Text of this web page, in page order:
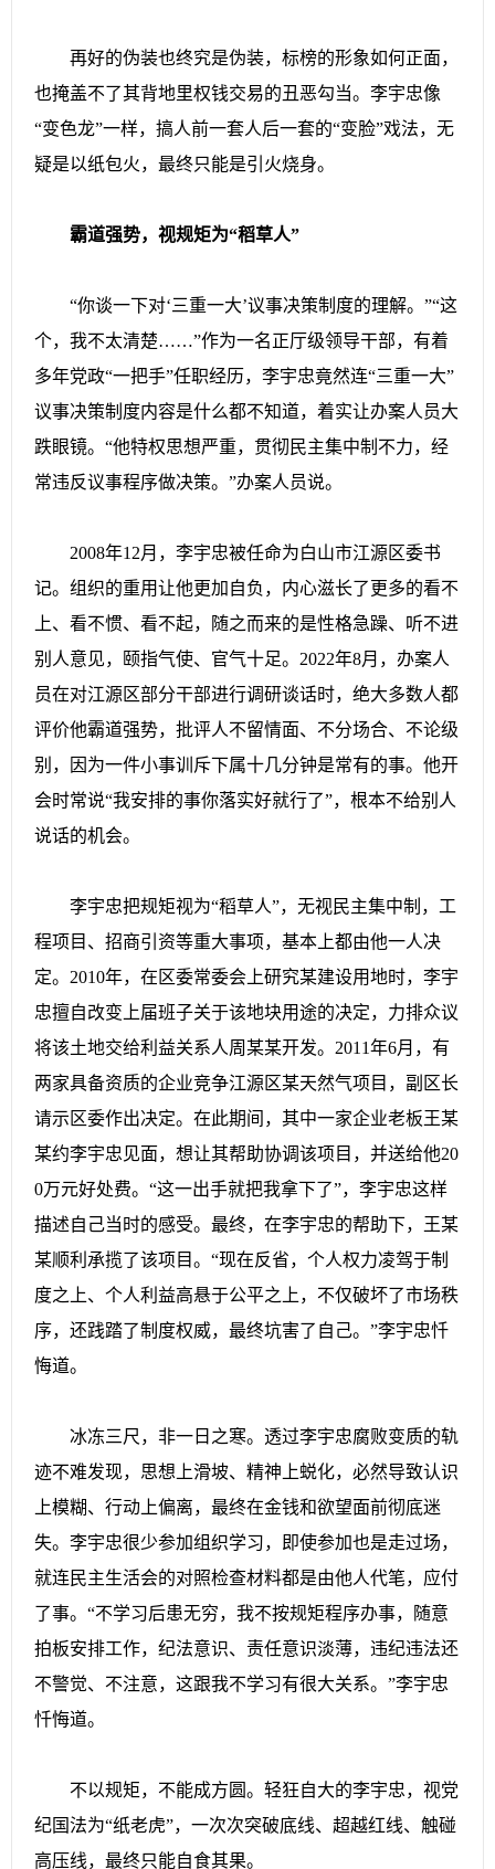
再好的伪装也终究是伪装，标榜的形象如何正面，
也掩盖不了其背地里权钱交易的丑恶勾当。李宇忠像
“变色龙”一样，搞人前一套人后一套的“变脸”戏法，无
疑是以纸包火，最终只能是引火烧身。
霸道强势，视规矩为“稻草人”
“你谈一下对‘三重一大’议事决策制度的理解。”“这
个，我不太清楚……”作为一名正厅级领导干部，有着
多年党政“一把手”任职经历，李宇忠竟然连“三重一大”
议事决策制度内容是什么都不知道，着实让办案人员大
跌眼镜。“他特权思想严重，贯彻民主集中制不力，经
常违反议事程序做决策。”办案人员说。
2008年12月，李宇忠被任命为白山市江源区委书
记。组织的重用让他更加自负，内心滋长了更多的看不
上、看不惯、看不起，随之而来的是性格急躁、听不进
别人意见，颐指气使、官气十足。2022年8月，办案人
员在对江源区部分干部进行调研谈话时，绝大多数人都
评价他霸道强势，批评人不留情面、不分场合、不论级
别，因为一件小事训斥下属十几分钟是常有的事。他开
会时常说“我安排的事你落实好就行了”，根本不给别人
说话的机会。
李宇忠把规矩视为“稻草人”，无视民主集中制，工
程项目、招商引资等重大事项，基本上都由他一人决
定。2010年，在区委常委会上研究某建设用地时，李宇
忠擅自改变上届班子关于该地块用途的决定，力排众议
将该土地交给利益关系人周某某开发。2011年6月，有
两家具备资质的企业竞争江源区某天然气项目，副区长
请示区委作出决定。在此期间，其中一家企业老板王某
某约李宇忠见面，想让其帮助协调该项目，并送给他20
0万元好处费。“这一出手就把我拿下了”，李宇忠这样
描述自己当时的感受。最终，在李宇忠的帮助下，王某
某顺利承揽了该项目。“现在反省，个人权力凌驾于制
度之上、个人利益高悬于公平之上，不仅破坏了市场秩
序，还践踏了制度权威，最终坑害了自己。”李宇忠忏
悔道。
冰冻三尺，非一日之寒。透过李宇忠腐败变质的轨
迹不难发现，思想上滑坡、精神上蜕化，必然导致认识
上模糊、行动上偏离，最终在金钱和欲望面前彻底迷
失。李宇忠很少参加组织学习，即使参加也是走过场，
就连民主生活会的对照检查材料都是由他人代笔，应付
了事。“不学习后患无穷，我不按规矩程序办事，随意
拍板安排工作，纪法意识、责任意识淡薄，违纪违法还
不警觉、不注意，这跟我不学习有很大关系。”李宇忠
忏悔道。
不以规矩，不能成方圆。轻狂自大的李宇忠，视党
纪国法为“纸老虎”，一次次突破底线、超越红线、触碰
高压线，最终只能自食其果。